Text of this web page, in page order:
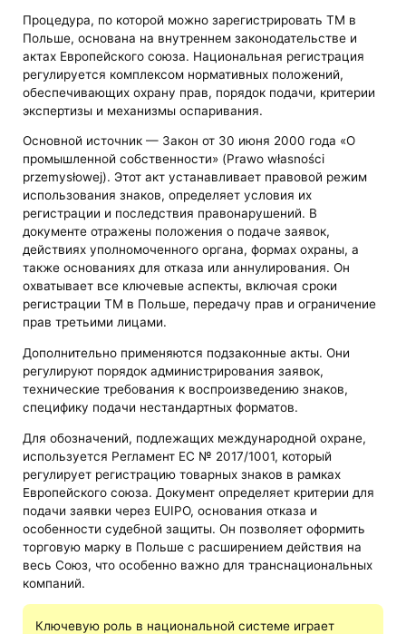
Процедура, по которой можно зарегистрировать ТМ в
Польше, основана на внутреннем законодательстве и
актах Европейского союза. Национальная регистрация
регулируется комплексом нормативных положений,
обеспечивающих охрану прав, порядок подачи, критерии
экспертизы и механизмы оспаривания.
Основной источник — Закон от 30 июня 2000 года «О
промышленной собственности» (Prawo własności
przemysłowej). Этот акт устанавливает правовой режим
использования знаков, определяет условия их
регистрации и последствия правонарушений. В
документе отражены положения о подаче заявок,
действиях уполномоченного органа, формах охраны, а
также основаниях для отказа или аннулирования. Он
охватывает все ключевые аспекты, включая сроки
регистрации ТМ в Польше, передачу прав и ограничение
прав третьими лицами.
Дополнительно применяются подзаконные акты. Они
регулируют порядок администрирования заявок,
технические требования к воспроизведению знаков,
специфику подачи нестандартных форматов.
Для обозначений, подлежащих международной охране,
используется Регламент ЕС № 2017/1001, который
регулирует регистрацию товарных знаков в рамках
Европейского союза. Документ определяет критерии для
подачи заявки через EUIPO, основания отказа и
особенности судебной защиты. Он позволяет оформить
торговую марку в Польше с расширением действия на
весь Союз, что особенно важно для транснациональных
компаний.
Ключевую роль в национальной системе играет